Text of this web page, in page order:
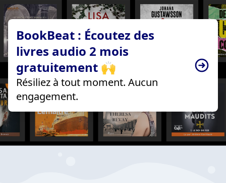
BookBeat : Écoutez des
livres audio 2 mois
gratuitement 🙌
Résiliez à tout moment. Aucun
engagement.